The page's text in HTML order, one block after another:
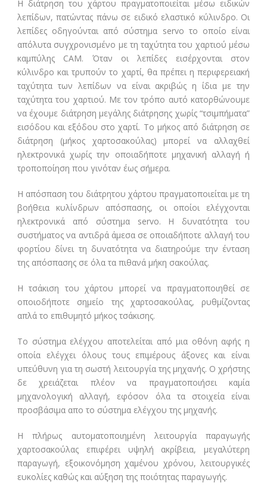
Η διάτρηση του χάρτου πραγματοποιείται μέσω ειδικών
λεπίδων, πατώντας πάνω σε ειδικό ελαστικό κύλινδρο. Οι
λεπίδες οδηγούνται από σύστημα servo το οποίο είναι
απόλυτα συγχρονισμένο με τη ταχύτητα του χαρτιού μέσω
καμπύλης CAM. Όταν οι λεπίδες εισέρχονται στον
κύλινδρο και τρυπούν το χαρτί, θα πρέπει η περιφερειακή
ταχύτητα των λεπίδων να είναι ακριβώς η ίδια με την
ταχύτητα του χαρτιού. Με τον τρόπο αυτό κατορθώνουμε
να έχουμε διάτρηση μεγάλης διάτρησης χωρίς “τσιμπήματα”
εισόδου και εξόδου στο χαρτί. Το μήκος από διάτρηση σε
διάτρηση (μήκος χαρτοσακούλας) μπορεί να αλλαχθεί
ηλεκτρονικά χωρίς την οποιαδήποτε μηχανική αλλαγή ή
τροποποίηση που γινόταν έως σήμερα.
Η απόσπαση του διάτρητου χάρτου πραγματοποιείται με τη
βοήθεια κυλίνδρων απόσπασης, οι οποίοι ελέγχονται
ηλεκτρονικά από σύστημα servo. Η δυνατότητα του
συστήματος να αντιδρά άμεσα σε οποιαδήποτε αλλαγή του
φορτίου δίνει τη δυνατότητα να διατηρούμε την ένταση
της απόσπασης σε όλα τα πιθανά μήκη σακούλας.
Η τσάκιση του χάρτου μπορεί να πραγματοποιηθεί σε
οποιοδήποτε σημείο της χαρτοσακούλας, ρυθμίζοντας
απλά το επιθυμητό μήκος τσάκισης.
Το σύστημα ελέγχου αποτελείται από μια οθόνη αφής η
οποία ελέγχει όλους τους επιμέρους άξονες και είναι
υπεύθυνη για τη σωστή λειτουργία της μηχανής. Ο χρήστης
δε χρειάζεται πλέον να πραγματοποιήσει καμία
μηχανολογική αλλαγή, εφόσον όλα τα στοιχεία είναι
προσβάσιμα απο το σύστημα ελέγχου της μηχανής.
Η πλήρως αυτοματοποιημένη λειτουργία παραγωγής
χαρτοσακούλας επιφέρει υψηλή ακρίβεια, μεγαλύτερη
παραγωγή, εξοικονόμηση χαμένου χρόνου, λειτουργικές
ευκολίες καθώς και αύξηση της ποιότητας παραγωγής.